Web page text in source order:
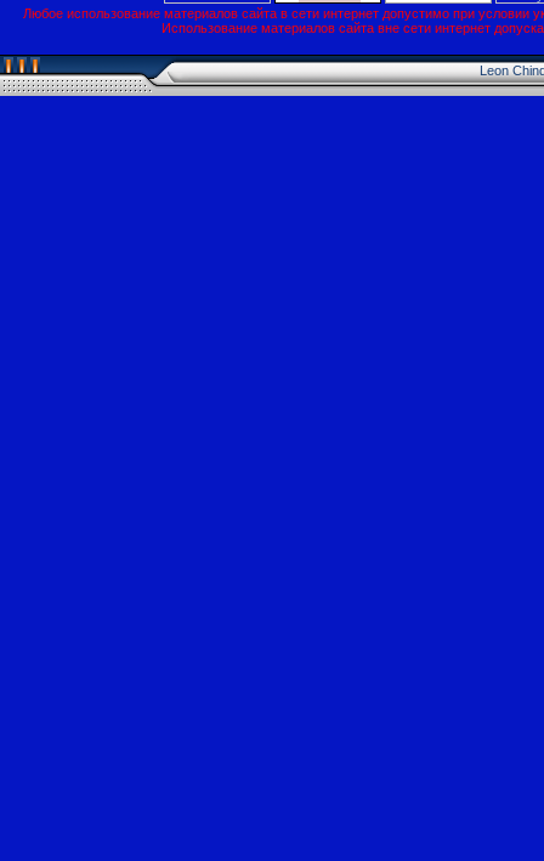
Любое использование материалов сайта в сети интернет допустимо при условии
Использование материалов сайта вне сети интернет
Leon